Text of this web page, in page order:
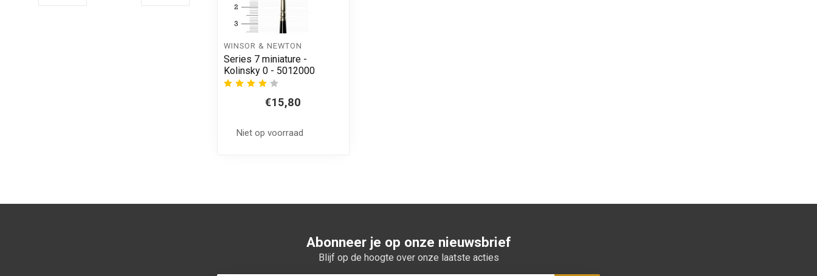
WINSOR & NEWTON
Series 7 miniature -
Kolinsky 0 - 5012000
€15,80
Niet op voorraad
Abonneer je op onze nieuwsbrief
Blijf op de hoogte over onze laatste acties